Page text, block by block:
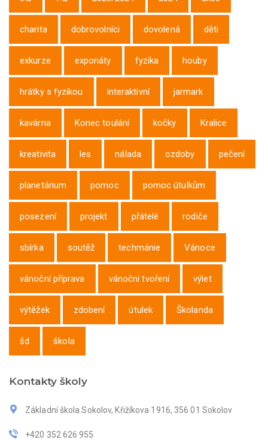
charita dobrovolníci dovolená děti
exkurze exponáty fyzika houby
hrátky s fyzikou interaktivní jarmark
kavárna Konec toulání kočky Kralice
kreativita les nálada ozdoby pečení
planetárium pomoc pomoc útulkům
posezení projekt přátelé rodiče
sbírka soutěž techmánie Vánoce
vánoční příprava vánoční tvoření výlet
výtěžek zdobení útulek Školanda
šd škola
Kontakty školy
Základní škola Sokolov, Křižíkova 1916, 356 01 Sokolov
+420 352 626 955